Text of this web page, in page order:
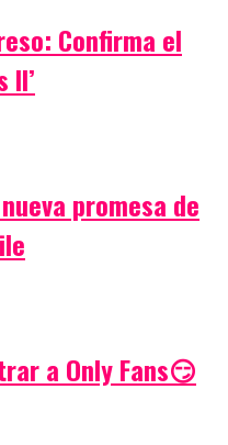
Confirma el
II’
promesa de
a Only Fans😏